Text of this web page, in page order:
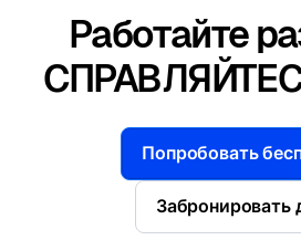
Работайте
Попробовать
Забронировать